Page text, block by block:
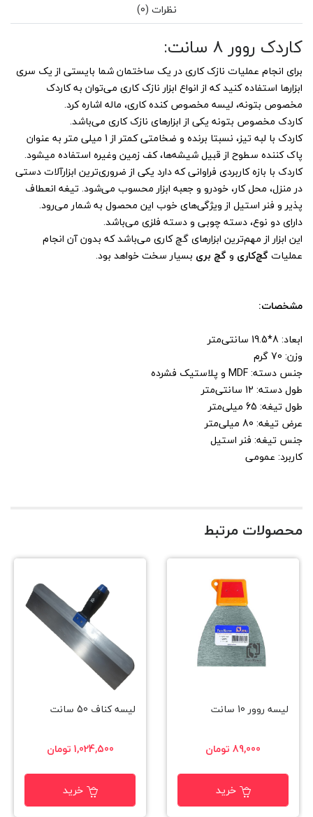
نظرات (0)
کاردک روور ۸ سانت:
برای انجام عملیات نازک کاری در یک ساختمان شما بایستی از یک سری
ابزارها استفاده کنید که از انواع ابزار نازک کاری می‌توان به کاردک
مخصوص بتونه، لیسه مخصوص کنده کاری، ماله اشاره کرد.
کاردک مخصوص بتونه یکی از ابزارهای نازک کاری می‌باشد.
کاردک با لبه تیز، نسبتا برنده و ضخامتی کمتر از 1 میلی متر به عنوان
پاک کننده سطوح از قبیل شیشه‌ها، کف زمین وغیره استفاده میشود.
کاردک با بازه کاربردی فراوانی که دارد یکی از ضروری‌ترین ابزارآلات دستی
در منزل، محل کار، خودرو و جعبه ابزار محسوب می‌شود. تیغه انعطاف
پذیر و فنر استیل از ویژگی‌های خوب این محصول به شمار می‌رود.
دارای دو نوع، دسته چوبی و دسته فلزی می‌باشد.
این ابزار از مهم‌ترین ابزارهای گچ کاری می‌باشد که بدون آن انجام
عملیاتگچ‌کاری وگچ بری بسیار سخت خواهد بود.
مشخصات:
ابعاد: 8*19.5 سانتی‌متر
وزن: 70 گرم
جنس دسته: MDF و پلاستیک فشرده
طول دسته: 12 سانتی‌متر
طول تیغه: 65 میلی‌متر
عرض تیغه: 80 میلی‌متر
جنس تیغه: فنر استیل
کاربرد: عمومی
محصولات مرتبط
لیسه روور 10 سانت
89,000 تومان
خرید
ليسه كناف 50 سانت
1,024,500 تومان
خرید